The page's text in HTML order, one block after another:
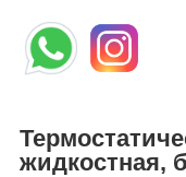
жидкостная,